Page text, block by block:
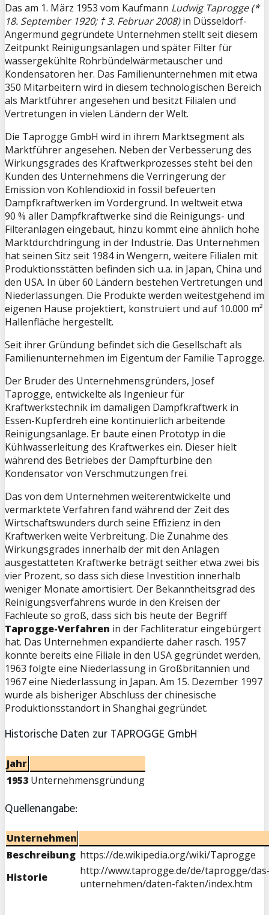
Das am 1. März 1953 vom Kaufmann Ludwig Taprogge (*
18. September 1920; † 3. Februar 2008)in Düsseldorf-
Angermund gegründete Unternehmen stellt seit diesem
Zeitpunkt Reinigungsanlagen und später Filter für
wassergekühlte Rohrbündelwärmetauscher und
Kondensatoren her. Das Familienunternehmen mit etwa
350 Mitarbeitern wird in diesem technologischen Bereich
als Marktführer angesehen und besitzt Filialen und
Vertretungen in vielen Ländern der Welt.
Die Taprogge GmbH wird in ihrem Marktsegment als
Marktführer angesehen. Neben der Verbesserung des
Wirkungsgrades des Kraftwerkprozesses steht bei den
Kunden des Unternehmens die Verringerung der
Emission von Kohlendioxid in fossil befeuerten
Dampfkraftwerken im Vordergrund. In weltweit etwa
90 % aller Dampfkraftwerke sind die Reinigungs- und
Filteranlagen eingebaut, hinzu kommt eine ähnlich hohe
Marktdurchdringung in der Industrie. Das Unternehmen
hat seinen Sitz seit 1984 in Wengern, weitere Filialen mit
Produktionsstätten befinden sich u.a. in Japan, China und
den USA. In über 60 Ländern bestehen Vertretungen und
Niederlassungen. Die Produkte werden weitestgehend im
eigenen Hause projektiert, konstruiert und auf 10.000 m²
Hallenfläche hergestellt.
Seit ihrer Gründung befindet sich die Gesellschaft als
Familienunternehmen im Eigentum der Familie Taprogge.
Der Bruder des Unternehmensgründers, Josef
Taprogge, entwickelte als Ingenieur für
Kraftwerkstechnik im damaligen Dampfkraftwerk in
Essen-Kupferdreh eine kontinuierlich arbeitende
Reinigungsanlage. Er baute einen Prototyp in die
Kühlwasserleitung des Kraftwerkes ein. Dieser hielt
während des Betriebes der Dampfturbine den
Kondensator von Verschmutzungen frei.
Das von dem Unternehmen weiterentwickelte und
vermarktete Verfahren fand während der Zeit des
Wirtschaftswunders durch seine Effizienz in den
Kraftwerken weite Verbreitung. Die Zunahme des
Wirkungsgrades innerhalb der mit den Anlagen
ausgestatteten Kraftwerke beträgt seither etwa zwei bis
vier Prozent, so dass sich diese Investition innerhalb
weniger Monate amortisiert. Der Bekanntheitsgrad des
Reinigungsverfahrens wurde in den Kreisen der
Fachleute so groß, dass sich bis heute der Begriff
Taprogge-Verfahren in der Fachliteratur eingebürgert
hat. Das Unternehmen expandierte daher rasch. 1957
konnte bereits eine Filiale in den USA gegründet werden,
1963 folgte eine Niederlassung in Großbritannien und
1967 eine Niederlassung in Japan. Am 15. Dezember 1997
wurde als bisheriger Abschluss der chinesische
Produktionsstandort in Shanghai gegründet.
Historische Daten zur TAPROGGE GmbH
Jahr
1953 Unternehmensgründung
Quellenangabe:
Unternehmen
Beschreibung https://de.wikipedia.org/wiki/Taprogge
Historie
http://www.taprogge.de/de/taprogge/
unternehmen/daten-fakten/index.htm